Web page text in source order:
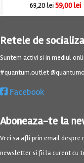
69,20lei59,00lei
Retele de
Suntem activi si in mediul
#quantum.outlet
Facebook
Aboneaza-te la
Vrei sa afli prin email
newsletter si fii la curent cu